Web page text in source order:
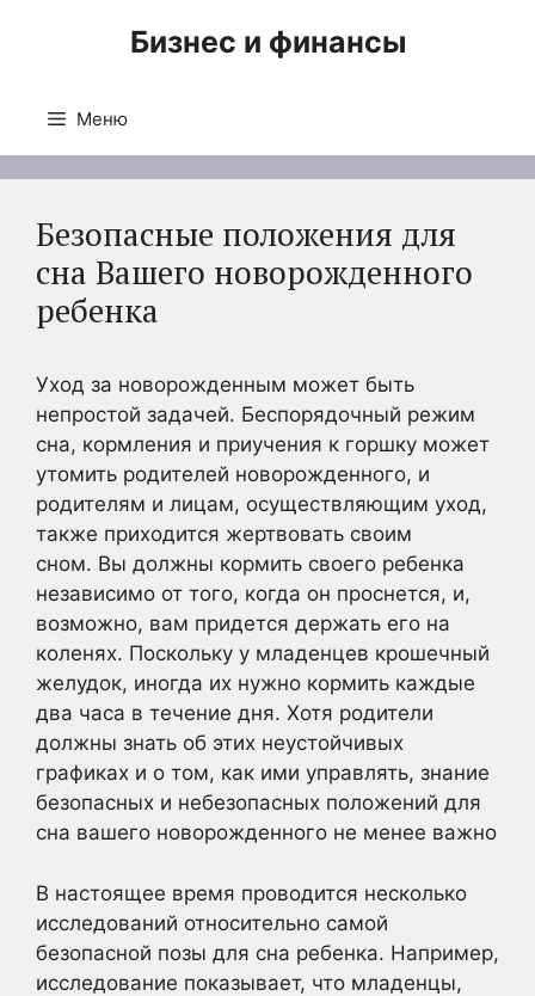
Бизнес и финансы
Меню
Безопасные положения для
сна Вашего новорожденного
ребенка
Уход за новорожденным может быть
непростой задачей. Беспорядочный режим
сна, кормления и приучения к горшку может
утомить родителей новорожденного, и
родителям и лицам, осуществляющим уход,
также приходится жертвовать своим
сном. Вы должны кормить своего ребенка
независимо от того, когда он проснется, и,
возможно, вам придется держать его на
коленях. Поскольку у младенцев крошечный
желудок, иногда их нужно кормить каждые
два часа в течение дня. Хотя родители
должны знать об этих неустойчивых
графиках и о том, как ими управлять, знание
безопасных и небезопасных положений для
сна вашего новорожденного не менее важно
В настоящее время проводится несколько
исследований относительно самой
безопасной позы для сна ребенка. Например,
исследование показывает, что младенцы,